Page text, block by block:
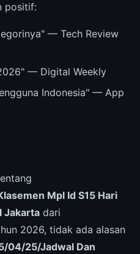
positif:
— Tech Review
— Digital Weekly
Indonesia" — App
Mpl Id S15 Hari
Jakarta dari
2026, tidak ada alasan
04/25/Jadwal Dan